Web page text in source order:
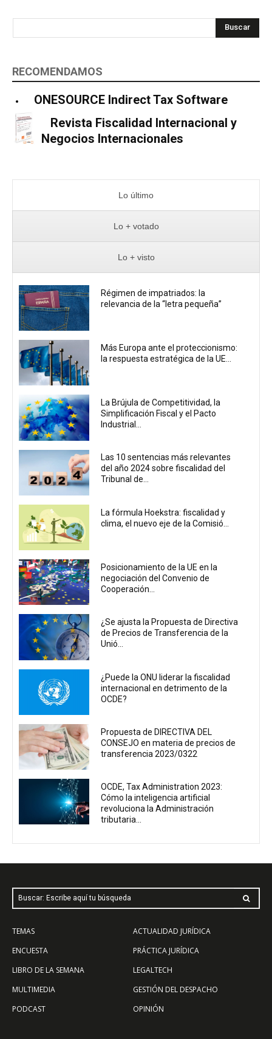
Buscar
RECOMENDAMOS
ONESOURCE Indirect Tax Software
Revista Fiscalidad Internacional y
Negocios Internacionales
Lo último
Lo + votado
Lo + visto
Régimen de impatriados: la
relevancia de la “letra pequeña”
Más Europa ante el proteccionismo:
la respuesta estratégica de la UE...
La Brújula de Competitividad, la
Simplificación Fiscal y el Pacto
Industrial...
Las 10 sentencias más relevantes
del año 2024 sobre fiscalidad del
Tribunal de...
La fórmula Hoekstra: fiscalidad y
clima, el nuevo eje de la Comisió...
Posicionamiento de la UE en la
negociación del Convenio de
Cooperación...
¿Se ajusta la Propuesta de Directiva
de Precios de Transferencia de la
Unió...
¿Puede la ONU liderar la fiscalidad
internacional en detrimento de la
OCDE?
Propuesta de DIRECTIVA DEL
CONSEJO en materia de precios de
transferencia 2023/0322
OCDE, Tax Administration 2023:
Cómo la inteligencia artificial
revoluciona la Administración
tributaria...
Buscar: Escribe aquí tu búsqueda
TEMAS
ENCUESTA
LIBRO DE LA SEMANA
MULTIMEDIA
PODCAST
ACTUALIDAD JURÍDICA
PRÁCTICA JURÍDICA
LEGALTECH
GESTIÓN DEL DESPACHO
OPINIÓN